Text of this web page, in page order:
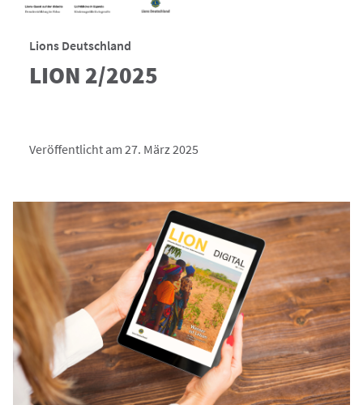
Lions Deutschland
LION 2/2025
Veröffentlicht am 27. März 2025